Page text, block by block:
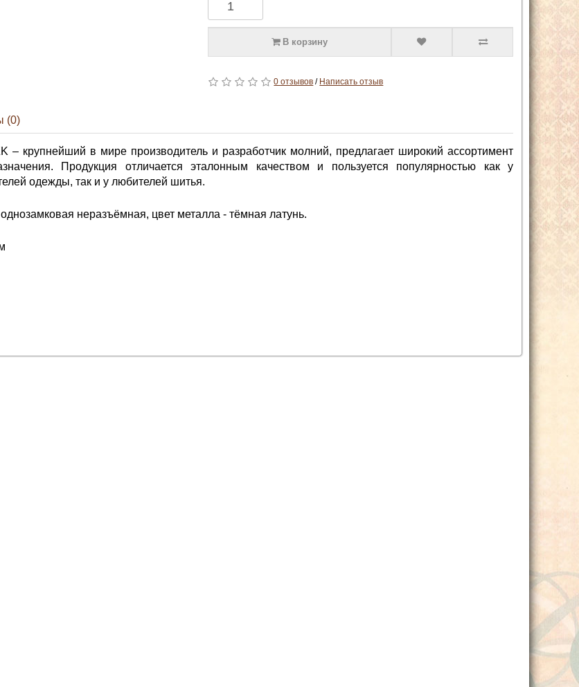
В корзину
0 отзывов / Написать отзыв
(0)
– крупнейший в мире производитель и разработчик молний, предлагает широкий ассортимент
Продукция отличается эталонным качеством и пользуется популярностью как у
одежды, так и у любителей шитья.
неразъёмная, цвет металла - тёмная латунь.